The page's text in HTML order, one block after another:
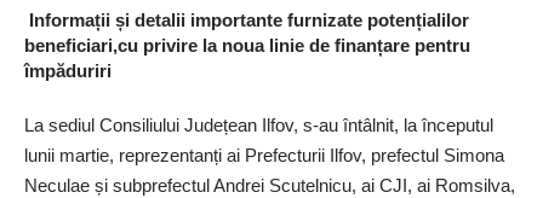
Informații și detalii importante furnizate potențialilor
beneficiari,cu privire la noua linie de finanțare pentru
împăduriri
La sediul Consiliului Județean Ilfov, s-au întâlnit, la începutul
lunii martie, reprezentanți ai Prefecturii Ilfov, prefectul Simona
Neculae și subprefectul Andrei Scutelnicu, ai CJI, ai Romsilva,